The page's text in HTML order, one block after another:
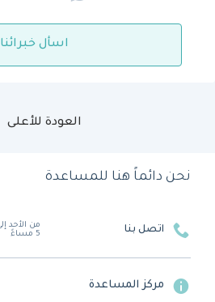
اسأل خبرائنا
العودة للأعلى
نحن دائماً هنا للمساعدة
اتصل بنا
5 مساءً
مركز المساعدة